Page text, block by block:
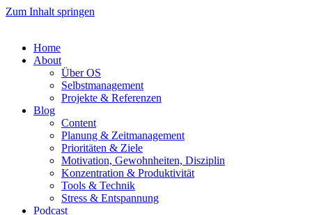
Zum Inhalt springen
Home
About
Über OS
Selbstmanagement
Projekte & Referenzen
Blog
Content
Planung & Zeitmanagement
Prioritäten & Ziele
Motivation, Gewohnheiten, Disziplin
Konzentration & Produktivität
Tools & Technik
Stress & Entspannung
Podcast